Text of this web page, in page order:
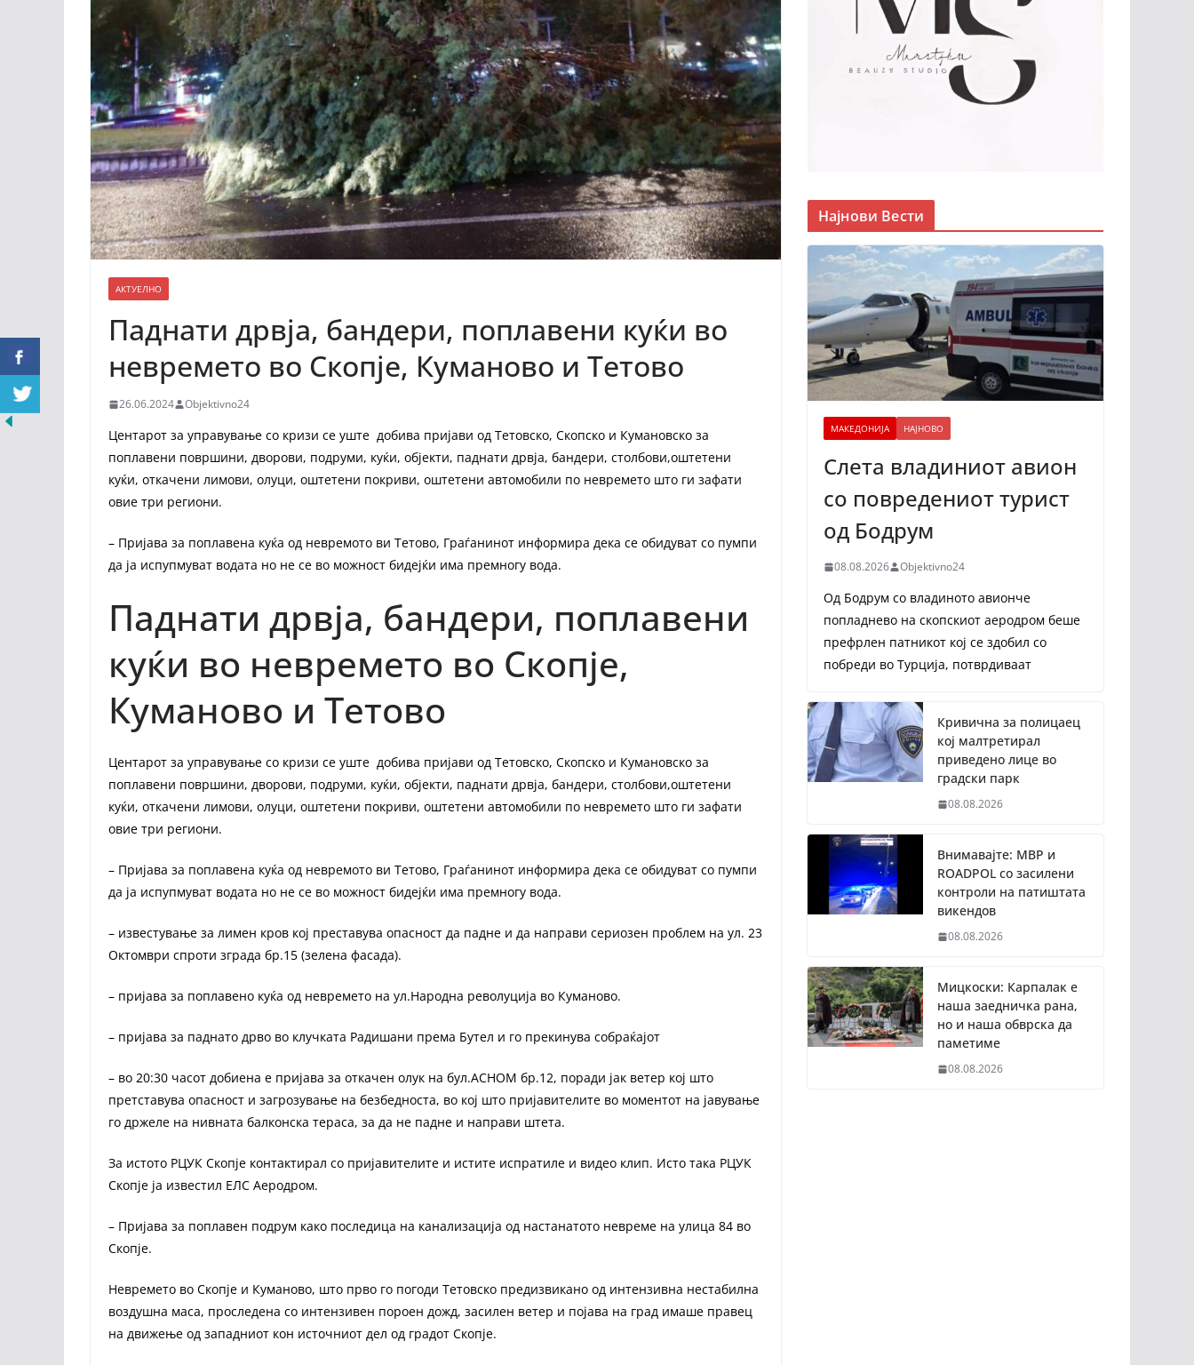
АКТУЕЛНО
Паднати дрвја, бандери, поплавени куќи во
невремето во Скопје, Куманово и Тетово
26.06.2024 Objektivno24
Центарот за управување со кризи се уште добива пријави од Тетовско, Скопско и Кумановско за
поплавени површини, дворови, подруми, куќи, објекти, паднати дрвја, бандери, столбови,оштетени
куќи, откачени лимови, олуци, оштетени покриви, оштетени автомобили по невремето што ги зафати
овие три региони.
– Пријава за поплавена куќа од невремото ви Тетово, Граѓанинот информира дека се обидуват со пумпи
да ја испупмуват водата но не се во можност бидејќи има премногу вода.
Паднати дрвја, бандери, поплавени
куќи во невремето во Скопје,
Куманово и Тетово
Центарот за управување со кризи се уште добива пријави од Тетовско, Скопско и Кумановско за
поплавени површини, дворови, подруми, куќи, објекти, паднати дрвја, бандери, столбови,оштетени
куќи, откачени лимови, олуци, оштетени покриви, оштетени автомобили по невремето што ги зафати
овие три региони.
– Пријава за поплавена куќа од невремото ви Тетово, Граѓанинот информира дека се обидуват со пумпи
да ја испупмуват водата но не се во можност бидејќи има премногу вода.
– известување за лимен кров кој преставува опасност да падне и да направи сериозен проблем на ул. 23
Октомври спроти зграда бр.15 (зелена фасада).
– пријава за поплавено куќа од невремето на ул.Народна револуција во Куманово.
– пријава за паднато дрво во клучката Радишани према Бутел и го прекинува собраќајот
– во 20:30 часот добиена е пријава за откачен олук на бул.АСНОМ бр.12, поради јак ветер кој што
претставува опасност и загрозување на безбедноста, во кој што пријавителите во моментот на јавување
го држеле на нивната балконска тераса, за да не падне и направи штета.
За истото РЦУК Скопје контактирал со пријавителите и истите испратиле и видео клип. Исто така РЦУК
Скопје ја известил ЕЛС Аеродром.
– Пријава за поплавен подрум како последица на канализација од настанатото невреме на улица 84 во
Скопје.
Невремето во Скопје и Куманово, што прво го погоди Тетовско предизвикано од интензивна нестабилна
воздушна маса, проследена со интензивен пороен дожд, засилен ветер и појава на град имаше правец
на движење од западниот кон источниот дел од градот Скопје.
Најнови Вести
МАКЕДОНИЈА НАЈНОВО
Слета владиниот авион
со повредениот турист
од Бодрум
08.08.2026 Objektivno24
Од Бодрум со владиното авионче
попладнево на скопскиот аеродром беше
префрлен патникот кој се здобил со
побреди во Турција, потврдиваат
Кривична за полицаец
кој малтретирал
приведено лице во
градски парк
08.08.2026
Внимавајте: МВР и
ROADPOL со засилени
контроли на патиштата
викендов
08.08.2026
Мицкоски: Карпалак е
наша заедничка рана,
но и наша обврска да
паметиме
08.08.2026